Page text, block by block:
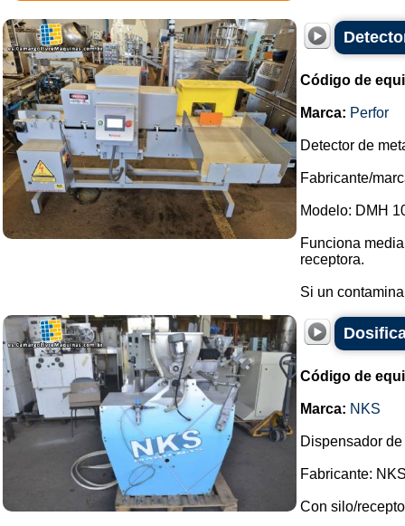
Código de
Marca: Perfor
Detector de
Fabricante/
Modelo: DMH
Funciona
receptora.
Si un
Código de
Marca: NKS
Dispensador
Fabricante:
Con silo/